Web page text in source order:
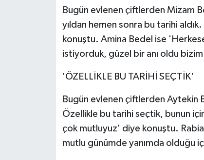
Bugün evlenen çiftlerden Mizam
yıldan hemen sonra bu tarihi
konuştu. Amina Bedel ise
istiyorduk, güzel bir anı oldu
'ÖZELLİKLE BU TARİHİ SEÇTİK'
Bugün evlenen çiftlerden Aytekin
Özellikle bu tarihi seçtik, bunun
çok mutluyuz' diye konuştu.
mutlu günümde yanımda olduğu